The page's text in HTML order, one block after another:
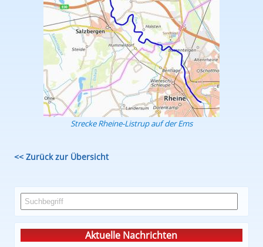
Strecke Rheine-Listrup auf der Ems
<< Zurück zur Übersicht
Aktuelle Nachrichten